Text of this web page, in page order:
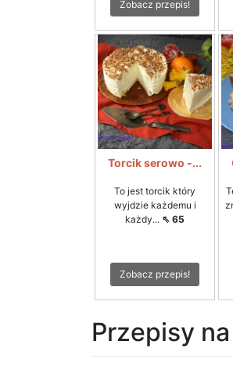
Zobacz przepis!
Torcik serowo -...
To jest torcik który
wyjdzie każdemu i
każdy... ⇖ 65
Zobacz przepis!
Przepisy